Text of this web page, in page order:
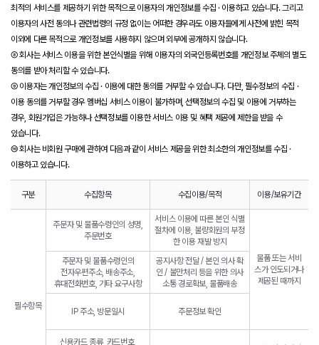
최적의 서비스를 제공하기 위한 목적으로 이용자의 개인정보를 수집 · 이용하고 있습니다. 그리고
이용자의 사전 동의나 관련법령의 규정 없이는 어떠한 경우라도 이용자들에게 사전에 밝힌 목적
이외에 다른 목적으로 개인정보를 사용하지 않으며 외부에 공개하지 않습니다.
⑧ 회사는 서비스 이용을 위한 본인식별을 위해 이용자의 외국인등록번호를 개인정보 주체의 별도
동의를 받아 처리할 수 있습니다.
⑨ 이용자는 개인정보의 수집 · 이용에 대한 동의를 거부할 수 있습니다. 다만, 필수정보의 수집 ·
이용 동의를 거부할 경우 멤버십 서비스 이용이 불가하며, 선택정보의 수집 및 이용에 거부하는
경우, 회원가입은 가능하나 선택정보를 이용한 서비스 이용 및 혜택 제공에 제한을 받을 수
있습니다.
⑩ 회사는 비회원 구매에 관하여 다음과 같이 서비스 제공을 위한 최소한의 개인정보를 수집 ·
이용하고 있습니다.
구분 수집항목 수집이용/목적 이용/보유기간
필수항목
주문자 및 물품수령인의 성명,
주문번호
서비스 이용에 따른 본인 식별
절차에 이용, 불량회원의 부정
한 이용 재발 방지
물품 또는 서비
스가 인도되거나
제공된 때까지
주문자 및 물품수령인의
전자우편주소, 배송주소,
휴대전화번호, 기타 요구사항
공지사항 전달 / 본인 의사 확
인 / 불만처리 등을 위한 의사
소통 경로확보, 물품배송
IP 주소, 방문일시 주문정보 확인
신용카드 종류, 카드번호,